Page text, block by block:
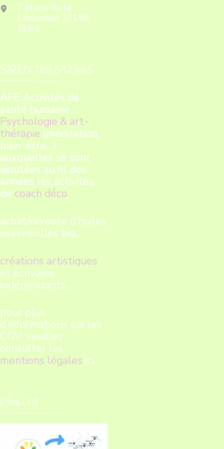
7 place de la
Libération 37150
Bléré
SIREN 788 592 665
APE Activités de
santé humaine :
Psychologie & art-
thérapie (méditation,
bien-être…)
auxquelles se sont
ajoutées au fil des
années les activités
de coach déco
achat/revente d’huiles
essentielles bio,
créations artistiques
et écrivains
indépendants…
pour plus
d’informations sur les
CGV, veuillez
consulter les
mentions légales ici.
Plan (37)